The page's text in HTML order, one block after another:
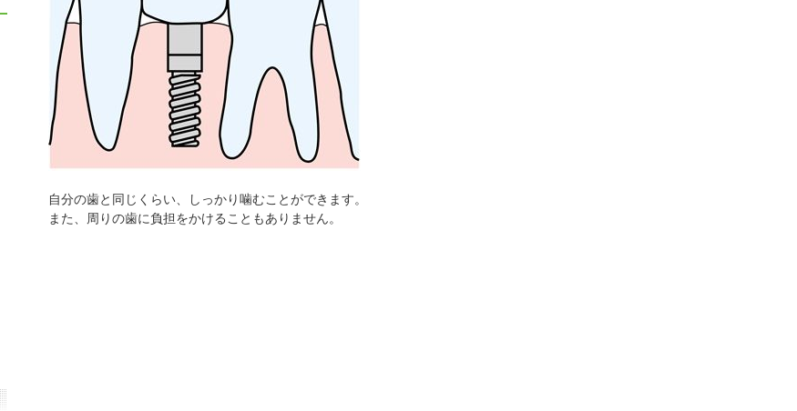
自分の歯と同じくらい、しっかり噛むことができます。
また、周りの歯に負担をかけることもありません。